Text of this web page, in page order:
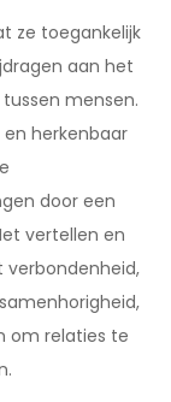
ze toegankelijk
aan het
mensen.
herkenbaar
door een
vertellen en
om relaties te